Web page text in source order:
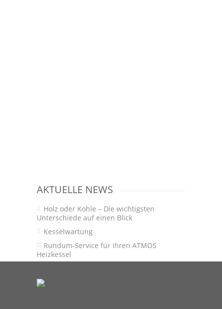
AKTUELLE NEWS
Holz oder Kohle – Die wichtigsten
Unterschiede auf einen Blick
Kesselwartung
Rundum-Service für Ihren ATMOS
Heizkessel